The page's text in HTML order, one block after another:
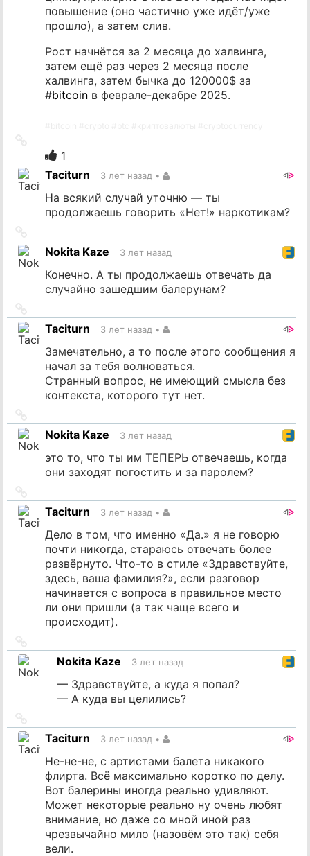
повышение (оно частично уже идёт/уже
прошло), а затем слив.
Рост начнётся за 2 месяца до халвинга,
затем ещё раз через 2 месяца после
халвинга, затем бычка до 120000$ за
#bitcoin в феврале-декабре 2025.
источник
1
Taciturn
3 лет назад •
На всякий случай уточню — ты
продолжаешь говорить «Нет!» наркотикам?
на
источник
Nokita Kaze 3 лет назад
Конечно. А ты продолжаешь отвечать да
случайно зашедшим балерунам?
на
источник
Taciturn 3 лет назад •
Замечательно, а то после этого сообщения я
начал за тебя волноваться.
Странный вопрос, не имеющий смысла без
контекста, которого тут нет.
на
источник
Nokita Kaze 3 лет назад
это то, что ты им ТЕПЕРЬ отвечаешь, когда
они заходят погостить и за паролем?
на
источник
Taciturn 3 лет назад •
Дело в том, что именно «Да.» я не говорю
почти никогда, стараюсь отвечать более
развёрнуто. Что-то в стиле «Здравствуйте,
здесь, ваша фамилия?», если разговор
начинается с вопроса в правильное место
ли они пришли (а так чаще всего и
происходит).
на
источникNokita Kaze 3 лет назад
— Здравствуйте, а куда я попал?
— А куда вы целились?
на
источник
Taciturn 3 лет назад •
Не-не-не, с артистами балета никакого
флирта. Всё максимально коротко по делу.
Вот балерины иногда реально удивляют.
Может некоторые реально ну очень любят
внимание, но даже со мной иной раз
чрезвычайно мило (назовём это так) себя
вели.